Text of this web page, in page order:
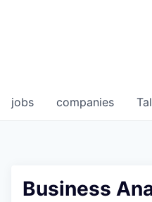
jobs companies
Business